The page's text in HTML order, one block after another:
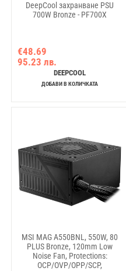
DeepCool захранване PSU
700W Bronze - PF700X
€48.69
95.23 лв.
DEEPCOOL
ДОБАВИ В КОЛИЧКАТА
MSI MAG A550BNL, 550W, 80
PLUS Bronze, 120mm Low
Noise Fan, Protections:
OCP/OVP/OPP/SCP,